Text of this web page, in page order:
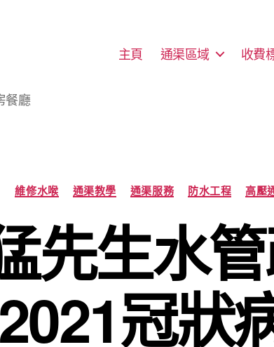
餐廳
主頁 通渠區域 收費
Categories
維修水喉 通渠教學 通渠服務 防水工程 高壓
先生水
冠狀